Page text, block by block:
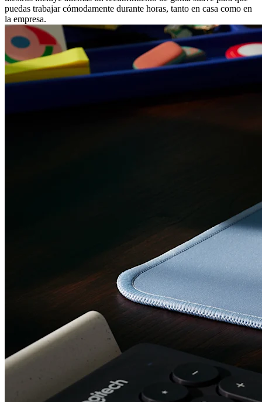
puedas trabajar cómodamente durante horas, tanto en casa como en
la empresa.